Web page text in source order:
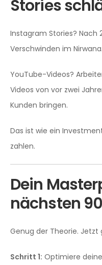
Stories
Instagram Stories? Nach
Verschwinden im Nirwana.
YouTube-Videos?
Videos von vor zwei
Kunden bringen.
Das ist wie ein
zahlen.
Dein
nächsten
Genug der Theorie. Jetzt
Schritt 1: Optimiere